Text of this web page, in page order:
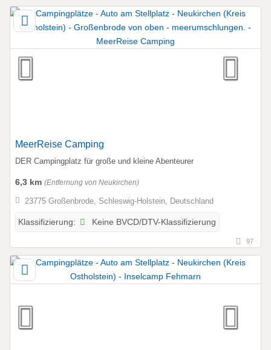
MeerReise Camping
DER Campingplatz für große und kleine Abenteurer
6,3 km (Entfernung von Neukirchen)
23775 Großenbrode, Schleswig-Holstein, Deutschland
Klassifizierung: Keine BVCD/DTV-Klassifizierung
97